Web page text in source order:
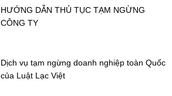
HƯỚNG DẪN THỦ TỤC TẠM NGỪNG
CÔNG TY
Dịch vụ tạm ngừng doanh nghiệp toàn Quốc
của Luật Lạc Việt